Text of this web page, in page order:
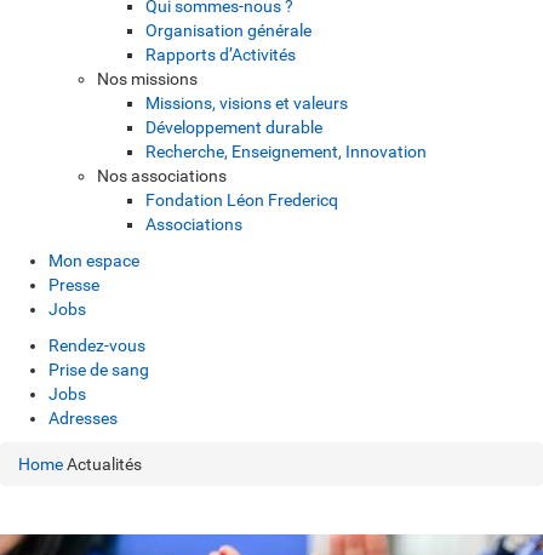
Qui sommes-nous ?
Organisation générale
Rapports d’Activités
Nos missions
Missions, visions et valeurs
Développement durable
Recherche, Enseignement, Innovation
Nos associations
Fondation Léon Fredericq
Associations
Mon espace
Presse
Jobs
Rendez-vous
Prise de sang
Jobs
Adresses
HomeActualités